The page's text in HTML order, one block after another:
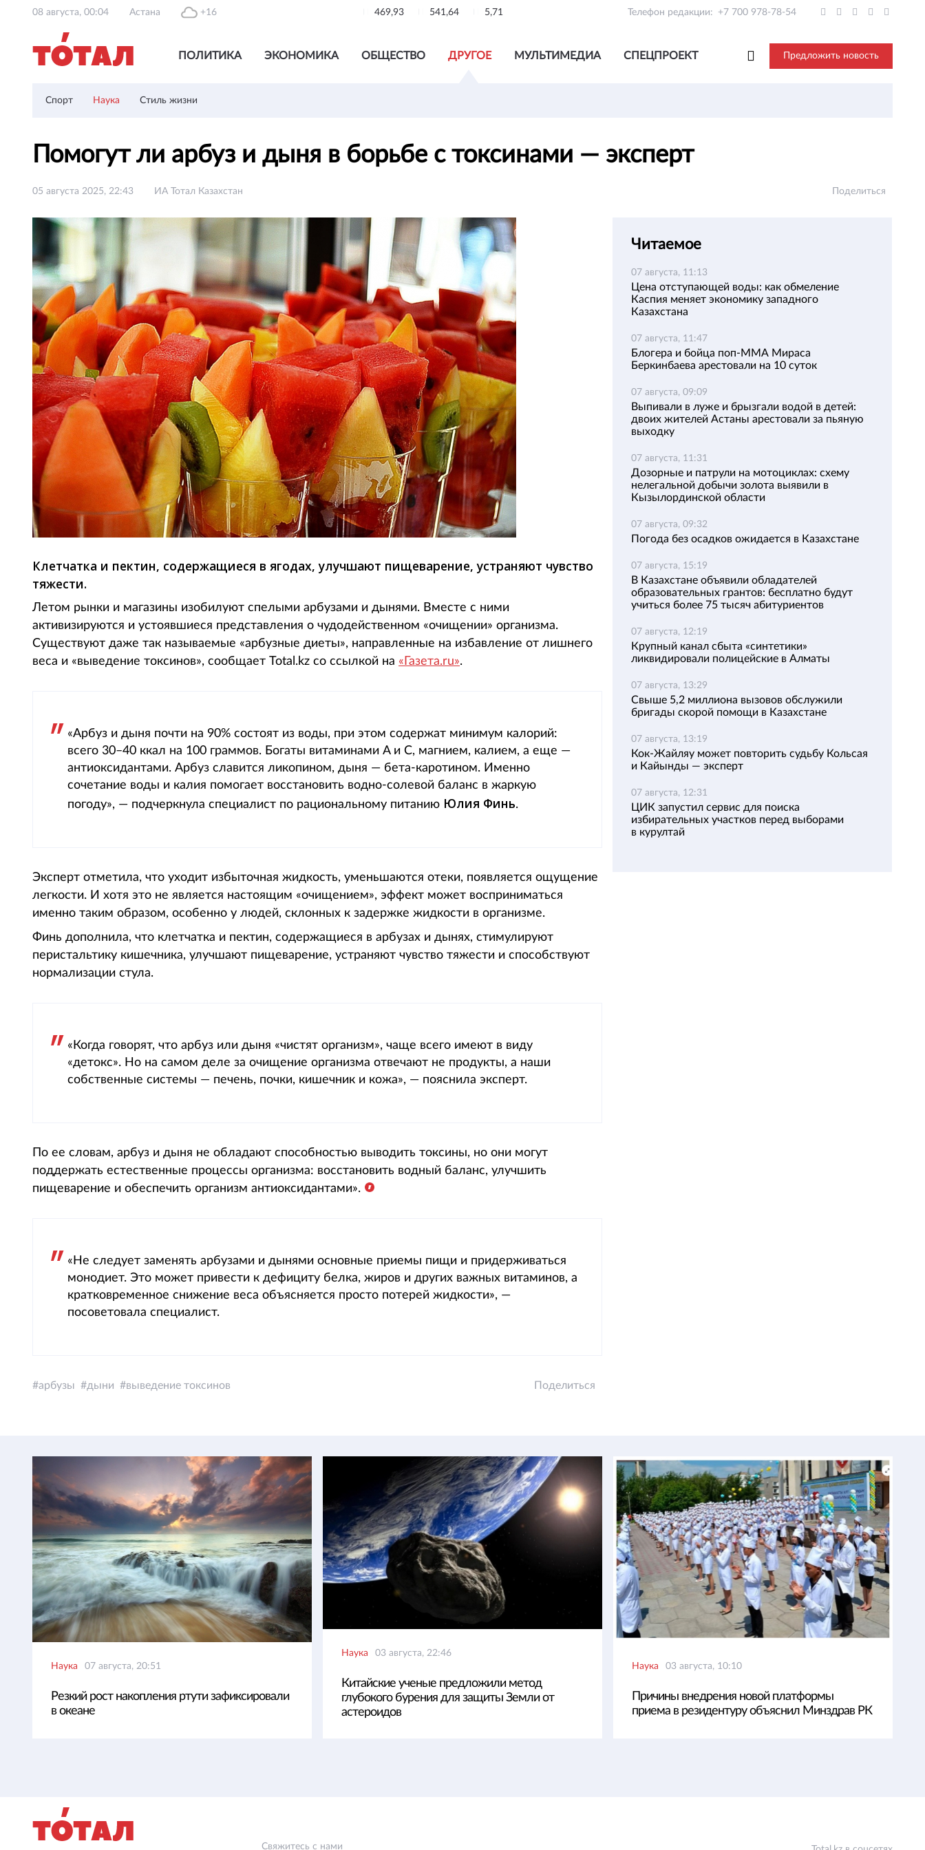
08 августа, 00:04 Астана +16 469,93 541,64 5,71 Телефон редакции: +7 700 978-78-54
ПОЛИТИКА ЭКОНОМИКА ОБЩЕСТВО ДРУГОЕ МУЛЬТИМЕДИА СПЕЦПРОЕКТ Предложить новость
Спорт Наука Стиль жизни
Помогут ли арбуз и дыня в борьбе с токсинами — эксперт
05 августа 2025, 22:43 ИА Тотал Казахстан Поделиться
Клетчатка и пектин, содержащиеся в ягодах, улучшают пищеварение, устраняют чувство
тяжести.
Летом рынки и магазины изобилуют спелыми арбузами и дынями. Вместе с ними
активизируются и устоявшиеся представления о чудодейственном «очищении» организма.
Существуют даже так называемые «арбузные диеты», направленные на избавление от лишнего
веса и «выведение токсинов», сообщает Total.kz со ссылкой на «Газета.ru».
«Арбуз и дыня почти на 90% состоят из воды, при этом содержат минимум калорий:
всего 30–40 ккал на 100 граммов. Богаты витаминами A и C, магнием, калием, а еще —
антиоксидантами. Арбуз славится ликопином, дыня — бета-каротином. Именно
сочетание воды и калия помогает восстановить водно-солевой баланс в жаркую
погоду», — подчеркнула специалист по рациональному питанию Юлия Финь.
Эксперт отметила, что уходит избыточная жидкость, уменьшаются отеки, появляется ощущение
легкости. И хотя это не является настоящим «очищением», эффект может восприниматься
именно таким образом, особенно у людей, склонных к задержке жидкости в организме.
Финь дополнила, что клетчатка и пектин, содержащиеся в арбузах и дынях, стимулируют
перистальтику кишечника, улучшают пищеварение, устраняют чувство тяжести и способствуют
нормализации стула.
«Когда говорят, что арбуз или дыня «чистят организм», чаще всего имеют в виду
«детокс». Но на самом деле за очищение организма отвечают не продукты, а наши
собственные системы — печень, почки, кишечник и кожа», — пояснила эксперт.
По ее словам, арбуз и дыня не обладают способностью выводить токсины, но они могут
поддержать естественные процессы организма: восстановить водный баланс, улучшить
пищеварение и обеспечить организм антиоксидантами».
«Не следует заменять арбузами и дынями основные приемы пищи и придерживаться
монодиет. Это может привести к дефициту белка, жиров и других важных витаминов, а
кратковременное снижение веса объясняется просто потерей жидкости», —
посоветовала специалист.
арбузы дыни выведение токсинов Поделиться
Читаемое
07 августа, 11:13
Цена отступающей воды: как обмеление
Каспия меняет экономику западного
Казахстана
07 августа, 11:47
Блогера и бойца поп-ММА Мираса
Беркинбаева арестовали на 10 суток
07 августа, 09:09
Выпивали в луже и брызгали водой в детей:
двоих жителей Астаны арестовали за пьяную
выходку
07 августа, 11:31
Дозорные и патрули на мотоциклах: схему
нелегальной добычи золота выявили в
Кызылординской области
07 августа, 09:32
Погода без осадков ожидается в Казахстане
07 августа, 15:19
В Казахстане объявили обладателей
образовательных грантов: бесплатно будут
учиться более 75 тысяч абитуриентов
07 августа, 12:19
Крупный канал сбыта «синтетики»
ликвидировали полицейские в Алматы
07 августа, 13:29
Свыше 5,2 миллиона вызовов обслужили
бригады скорой помощи в Казахстане
07 августа, 13:19
Кок-Жайляу может повторить судьбу Кольсая
и Кайынды — эксперт
07 августа, 12:31
ЦИК запустил сервис для поиска
избирательных участков перед выборами
в курултай
Наука 07 августа, 20:51
Резкий рост накопления ртути зафиксировали
в океане
Наука 03 августа, 22:46
Китайские ученые предложили метод
глубокого бурения для защиты Земли от
астероидов
Наука 03 августа, 10:10
Причины внедрения новой платформы
приема в резидентуру объяснил Минздрав РК
Свяжитесь с нами